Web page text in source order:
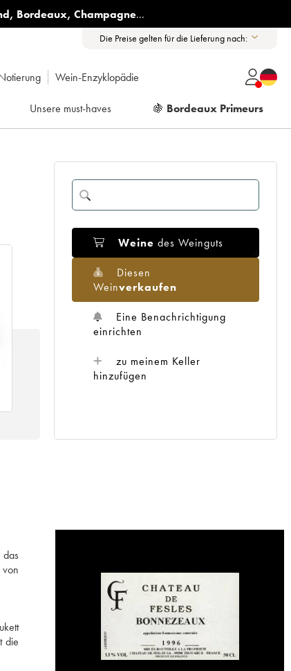
, Bordeaux, Champagne...
Die Preise gelten für die Lieferung nach:
Wein-Enzyklopädie
Unsere must-haves 🍇 Bordeaux Primeurs
Weine des Weinguts
Diesen
Weinverkaufen
Eine Benachrichtigung
einrichten
zu meinem Keller
hinzufügen
die